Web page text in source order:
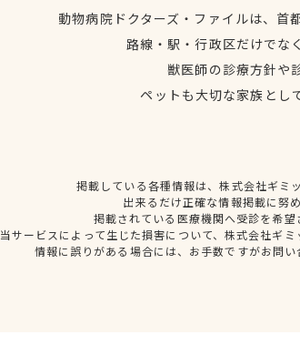
動物病院ドクターズ・ファイルは、
路線・駅・行政区だけでな
獣医師の診療方針や
ペットも大切な家族とし
掲載している各種情報は、株式会社ギミ
出来るだけ正確な情報掲載に努
掲載されている医療機関へ受診を希
当サービスによって生じた損害について、株式会社ギ
情報に誤りがある場合には、お手数ですがお問